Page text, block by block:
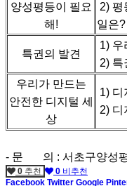
양성평등이 필요
해!
2) 평
일은?
특권의 발견
1) 우
2) 특
우리가 만드는
안전한 디지털 세
상
1) 디
2) 디
- 문 의 : 서초구양성평
0 추천 0 비추천
Facebook Twitter Google